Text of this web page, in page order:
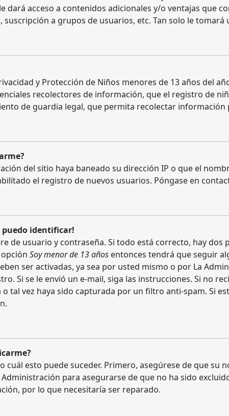
dará acceso a contenidos adicionales y/o ventajas que
suscripción a grupos de usuarios, etc. Tan solo le
y Protección de Niños menores de 13 años del
recolectores de información, que el registro de
de guardia legal, que permita recolectar
del sitio haya baneado su dirección IP o que el
el registro de nuevos usuarios. Póngase en
puedo identificar!
de usuario y contraseña. Si todo está correcto, hay dos
Soy menor de 13 años entonces tendrá que seguir
ser activadas, ya sea por usted mismo o por La
Si se le envió un e-mail, siga las instrucciones. Si no
tal vez haya sido capturada por un filtro anti-spam. Si
cuál esto puede suceder. Primero, asegúrese de que
para asegurarse de que no ha sido
por lo que necesitaría ser reparado.